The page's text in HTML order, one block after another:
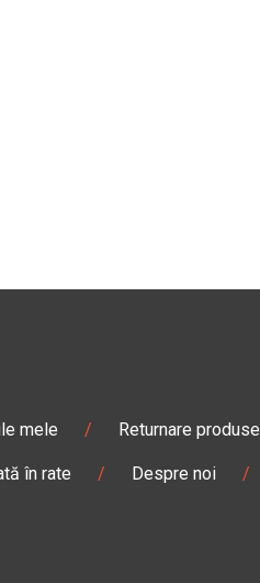
mele / Returnare produse
în rate / Despre noi /